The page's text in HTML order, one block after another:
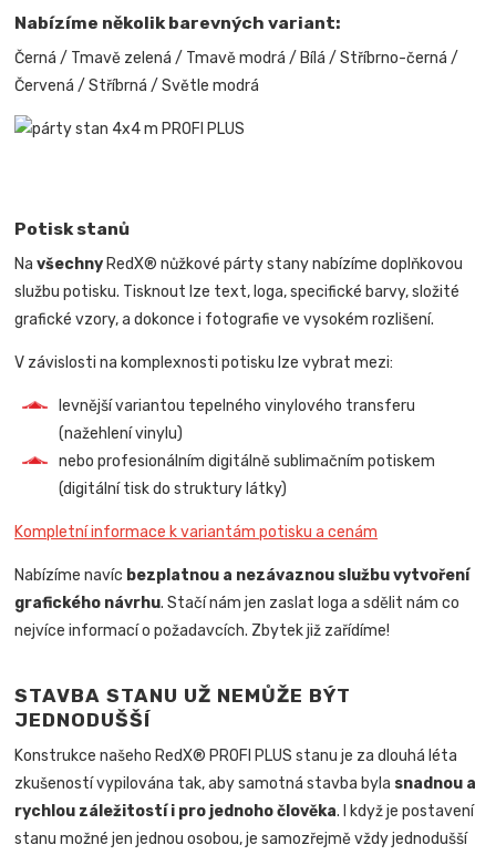
Nabízíme několik barevných variant:
Černá / Tmavě zelená / Tmavě modrá / Bílá / Stříbrno-černá /
Červená / Stříbrná / Světle modrá
Potisk stanů
Navšechny RedX® nůžkové párty stany nabízíme doplňkovou
službu potisku. Tisknout lze text, loga, specifické barvy, složité
grafické vzory, a dokonce i fotografie ve vysokém rozlišení.
V závislosti na komplexnosti potisku lze vybrat mezi:
levnější variantou tepelného vinylového transferu
(nažehlení vinylu)
nebo profesionálním digitálně sublimačním potiskem
(digitální tisk do struktury látky)
Kompletní informace k variantám potisku a cenám
Nabízíme navíc bezplatnou a nezávaznou službu vytvoření
grafického návrhu. Stačí nám jen zaslat loga a sdělit nám co
nejvíce informací o požadavcích. Zbytek již zařídíme!
STAVBA STANU UŽ NEMŮŽE BÝT
JEDNODUŠŠÍ
Konstrukce našeho RedX® PROFI PLUS stanu je za dlouhá léta
zkušeností vypilována tak, aby samotná stavba byla snadnou a
rychlou záležitostí i pro jednoho člověka.
I když je postavení
stanu možné jen jednou osobou, je samozřejmě vždy jednodušší